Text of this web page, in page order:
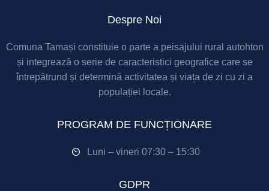
Despre Noi
Comuna Tamași constituie o parte a peisajului rural autohton
și integrează o serie de caracteristici geografice care se
întrepătrund și determină activitatea și viața de zi cu zi a
populației locale.
PROGRAM DE FUNCȚIONARE
Luni – vineri 07:30 – 15:30
GDPR